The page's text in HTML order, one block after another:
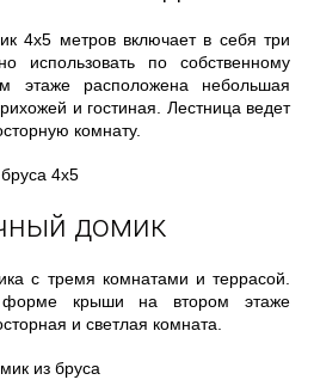
4х5 метров включает в себя три
использовать по собственному
этаже расположена небольшая
и гостиная. Лестница ведет
комнату.
домик
с тремя комнатами и террасой.
форме крыши на втором этаже
и светлая комната.